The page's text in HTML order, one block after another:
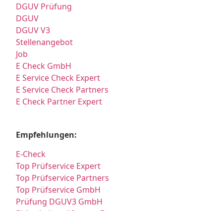
DGUV Prüfung
DGUV
DGUV V3
Stellenangebot
Job
E Check GmbH
E Service Check Expert
E Service Check Partners
E Check Partner Expert
Empfehlungen:
E-Check
Top Prüfservice Expert
Top Prüfservice Partners
Top Prüfservice GmbH
Prüfung DGUV3 GmbH